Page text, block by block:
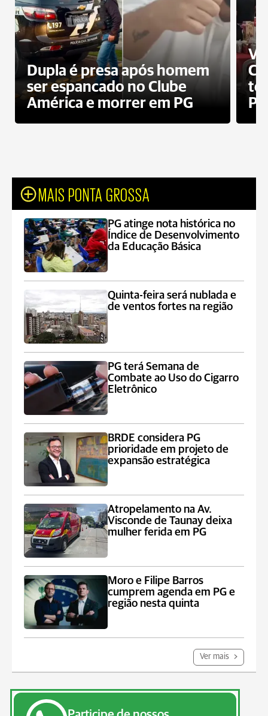
Dupla é presa após homem
ser espancado no Clube
América e morrer em PG
PG
MAIS PONTA GROSSA
PG atinge nota histórica no
Índice de Desenvolvimento
da Educação Básica
Quinta-feira será nublada e
de ventos fortes na região
PG terá Semana de
Combate ao Uso do Cigarro
Eletrônico
BRDE considera PG
prioridade em projeto de
expansão estratégica
Atropelamento na Av.
Visconde de Taunay deixa
mulher ferida em PG
Moro e Filipe Barros
cumprem agenda em PG e
região nesta quinta
Ver mais